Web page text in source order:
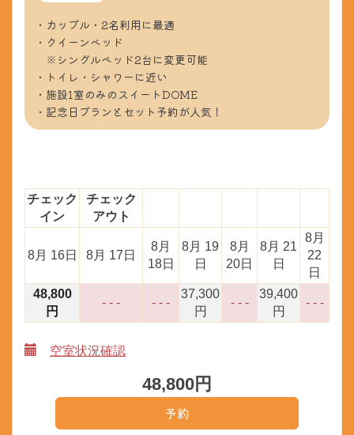
・カップル・2名利用に最適
・クイーンベッド
※シングルベッド2台に変更可能
・トイレ・シャワーに近い
・施設1室のみのスイートDOME
・記念日プランとセット予約が人気！
チェック
イン
チェック
アウト
8月 16日 8月 17日
8月
18日
8月 19
日
8月
20日
8月 21
日
8月
22
日
48,800
円
- - - - - -
37,300
円
- - -
39,400
円
- - -
空室状況確認
48,800円